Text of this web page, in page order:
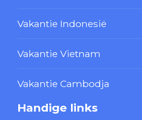
Vakantie Indonesië
Vakantie Vietnam
Vakantie Cambodja
Handige links